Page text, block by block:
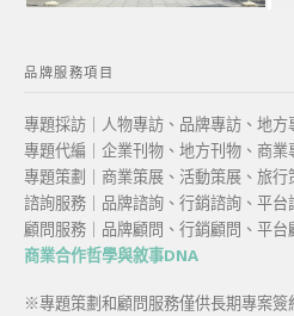
品牌服務項目
專題採訪｜人物專訪、品牌專訪、地方
專題代編｜企業刊物、地方刊物、商業
專題策劃｜商業策展、活動策展、旅行
諮詢服務｜品牌諮詢、行銷諮詢、平台
顧問服務｜品牌顧問、行銷顧問、平台
商業合作哲學與敘事DNA
※專題策劃和顧問服務僅供長期專案